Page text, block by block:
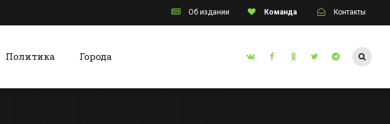
Об издании Команда Контакты
Политика Города